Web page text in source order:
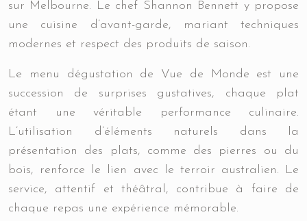
sur Melbourne. Le chef Shannon Bennett y propose
une cuisine d’avant-garde, mariant techniques
modernes et respect des produits de saison.
Le menu dégustation de Vue de Monde est une
succession de surprises gustatives, chaque plat
étant une véritable performance culinaire.
L’utilisation d’éléments naturels dans la
présentation des plats, comme des pierres ou du
bois, renforce le lien avec le terroir australien. Le
service, attentif et théâtral, contribue à faire de
chaque repas une expérience mémorable.